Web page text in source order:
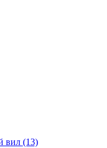
вил (13)